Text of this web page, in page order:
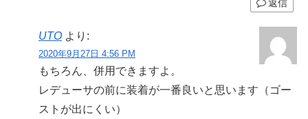
返信
UTO より:
2020年9月27日 4:56 PM
もちろん、併用できますよ。
レデューサの前に装着が一番良いと思います（ゴー
ストが出にくい）